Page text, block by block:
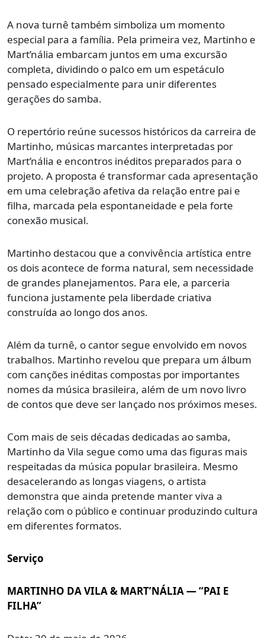
A nova turnê também simboliza um momento
especial para a família. Pela primeira vez, Martinho e
Mart’nália embarcam juntos em uma excursão
completa, dividindo o palco em um espetáculo
pensado especialmente para unir diferentes
gerações do samba.
O repertório reúne sucessos históricos da carreira de
Martinho, músicas marcantes interpretadas por
Mart’nália e encontros inéditos preparados para o
projeto. A proposta é transformar cada apresentação
em uma celebração afetiva da relação entre pai e
filha, marcada pela espontaneidade e pela forte
conexão musical.
Martinho destacou que a convivência artística entre
os dois acontece de forma natural, sem necessidade
de grandes planejamentos. Para ele, a parceria
funciona justamente pela liberdade criativa
construída ao longo dos anos.
Além da turnê, o cantor segue envolvido em novos
trabalhos. Martinho revelou que prepara um álbum
com canções inéditas compostas por importantes
nomes da música brasileira, além de um novo livro
de contos que deve ser lançado nos próximos meses.
Com mais de seis décadas dedicadas ao samba,
Martinho da Vila segue como uma das figuras mais
respeitadas da música popular brasileira. Mesmo
desacelerando as longas viagens, o artista
demonstra que ainda pretende manter viva a
relação com o público e continuar produzindo cultura
em diferentes formatos.
Serviço
MARTINHO DA VILA & MART’NÁLIA — “PAI E
FILHA”